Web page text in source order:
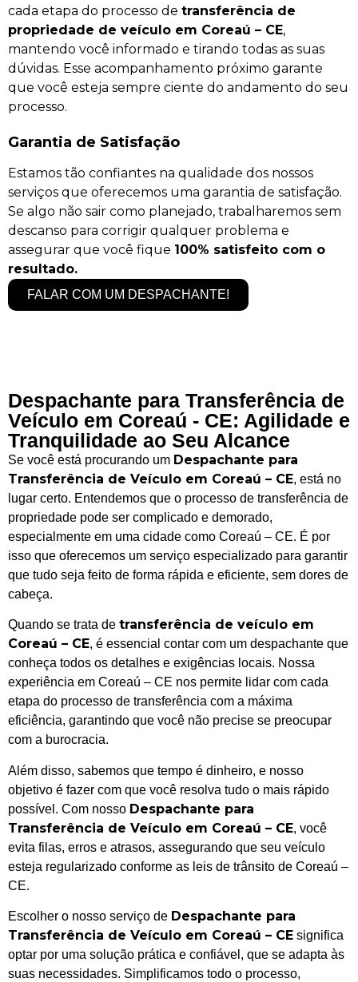
cada etapa do processo de transferência de
propriedade de veículo em Coreaú – CE,
mantendo você informado e tirando todas as suas
dúvidas. Esse acompanhamento próximo garante
que você esteja sempre ciente do andamento do seu
processo.
Garantia de Satisfação
Estamos tão confiantes na qualidade dos nossos
serviços que oferecemos uma garantia de satisfação.
Se algo não sair como planejado, trabalharemos sem
descanso para corrigir qualquer problema e
assegurar que você fique 100% satisfeito com o
resultado.
FALAR COM UM DESPACHANTE!
Despachante para Transferência de
Veículo em Coreaú - CE: Agilidade e
Tranquilidade ao Seu Alcance
Se você está procurando um Despachante para
Transferência de Veículo em Coreaú – CE, está no
lugar certo. Entendemos que o processo de transferência de
propriedade pode ser complicado e demorado,
especialmente em uma cidade como Coreaú – CE. É por
isso que oferecemos um serviço especializado para garantir
que tudo seja feito de forma rápida e eficiente, sem dores de
cabeça.
Quando se trata de transferência de veículo em
Coreaú – CE, é essencial contar com um despachante que
conheça todos os detalhes e exigências locais. Nossa
experiência em Coreaú – CE nos permite lidar com cada
etapa do processo de transferência com a máxima
eficiência, garantindo que você não precise se preocupar
com a burocracia.
Além disso, sabemos que tempo é dinheiro, e nosso
objetivo é fazer com que você resolva tudo o mais rápido
possível. Com nosso Despachante para
Transferência de Veículo em Coreaú – CE, você
evita filas, erros e atrasos, assegurando que seu veículo
esteja regularizado conforme as leis de trânsito de Coreaú –
CE.
Escolher o nosso serviço de Despachante para
Transferência de Veículo em Coreaú – CE significa
optar por uma solução prática e confiável, que se adapta às
suas necessidades. Simplificamos todo o processo,